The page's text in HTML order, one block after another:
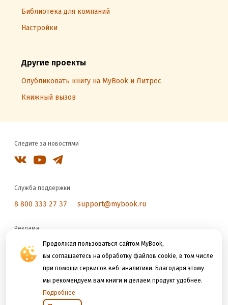
Продолжая пользоваться сайтом MyBook,
вы соглашаетесь на обработку файлов cookie, в том числе
при помощи сервисов веб-аналитики. Благодаря этому
мы рекомендуем вам книги и делаем продукт удобнее.
Подробнее
Библиотека для компаний
Настройки
Другие проекты
Опубликовать книгу на MyBook и Литрес
Книжный вызов
Следите за новостями
Служба поддержки
8 800 333 27 37 support@mybook.ru
Реклама
reklama@litres.ru
Мы принимаем к оплате